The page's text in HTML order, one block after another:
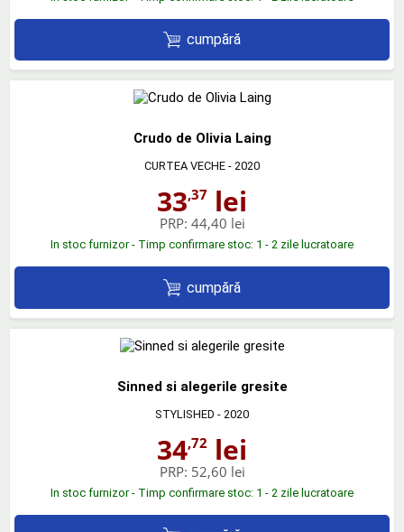
cumpără
Crudo de Olivia Laing
CURTEA VECHE - 2020
33,37 lei
PRP: 44,40 lei
In stoc furnizor - Timp confirmare stoc: 1 - 2 zile lucratoare
cumpără
Sinned si alegerile gresite
STYLISHED - 2020
34,72 lei
PRP: 52,60 lei
In stoc furnizor - Timp confirmare stoc: 1 - 2 zile lucratoare